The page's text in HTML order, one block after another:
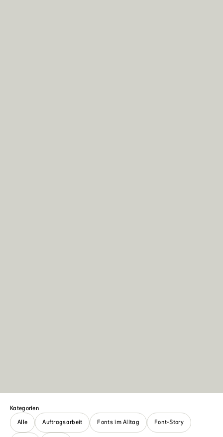
Kategorien
Alle
Auftragsarbeit Fonts im Alltag Font-Story